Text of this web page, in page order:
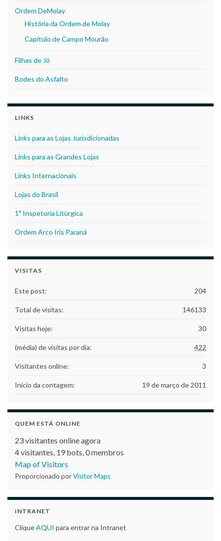
Ordem DeMolay
História da Ordem de Molay
Capítulo de Campo Mourão
Filhas de Jó
Bodes do Asfalto
LINKS
Links para as Lojas Jurisdicionadas
Links para as Grandes Lojas
Links Internacionais
Lojas do Brasil
1ª Inspetoria Litúrgica
Ordem Arco Iris Paraná
VISITAS
204
Este post:
146133
Total de visitas:
30
Visitas hoje:
422
(média) de visitas por dia:
3
Visitantes online:
19 de março de 2011
Início da contagem:
QUEM ESTÁ ONLINE
23 visitantes online agora
4 visitantes, 19 bots, 0 membros
Map of Visitors
Proporcionado porVisitor Maps
INTRANET
CliqueAQUI para entrar na Intranet